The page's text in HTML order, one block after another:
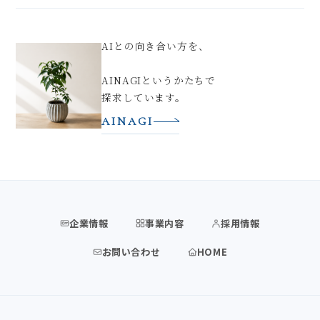
AIとの向き合い方を、
AINAGIというかたちで
探求しています。
AINAGI
企業情報 事業内容 採用情報
お問い合わせ HOME